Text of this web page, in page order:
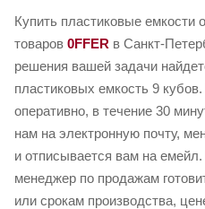
Купить пластиковые емкости
товаров 0FFER в Санкт-
решения вашей задачи
пластиковых емкость 9
оперативно, в течение 30
нам на электронную почту,
и отписывается вам на
менеджер по продажам
или срокам производства,